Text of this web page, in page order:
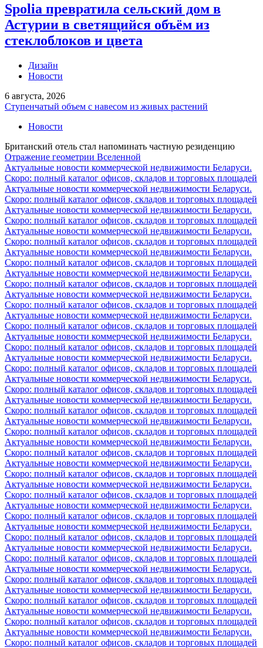
Spolia превратила сельский дом в
Астурии в светящийся объём из
стеклоблоков и цвета
Дизайн
Новости
6 августа, 2026
Ступенчатый объем с навесом из живых растений
Новости
Британский отель стал напоминать частную резиденцию
Отражение геометрии Вселенной
Актуальные новости коммерческой недвижимости Беларуси.
Скоро: полный каталог офисов, складов и торговых площадей
Актуальные новости коммерческой недвижимости Беларуси.
Скоро: полный каталог офисов, складов и торговых площадей
Актуальные новости коммерческой недвижимости Беларуси.
Скоро: полный каталог офисов, складов и торговых площадей
Актуальные новости коммерческой недвижимости Беларуси.
Скоро: полный каталог офисов, складов и торговых площадей
Актуальные новости коммерческой недвижимости Беларуси.
Скоро: полный каталог офисов, складов и торговых площадей
Актуальные новости коммерческой недвижимости Беларуси.
Скоро: полный каталог офисов, складов и торговых площадей
Актуальные новости коммерческой недвижимости Беларуси.
Скоро: полный каталог офисов, складов и торговых площадей
Актуальные новости коммерческой недвижимости Беларуси.
Скоро: полный каталог офисов, складов и торговых площадей
Актуальные новости коммерческой недвижимости Беларуси.
Скоро: полный каталог офисов, складов и торговых площадей
Актуальные новости коммерческой недвижимости Беларуси.
Скоро: полный каталог офисов, складов и торговых площадей
Актуальные новости коммерческой недвижимости Беларуси.
Скоро: полный каталог офисов, складов и торговых площадей
Актуальные новости коммерческой недвижимости Беларуси.
Скоро: полный каталог офисов, складов и торговых площадей
Актуальные новости коммерческой недвижимости Беларуси.
Скоро: полный каталог офисов, складов и торговых площадей
Актуальные новости коммерческой недвижимости Беларуси.
Скоро: полный каталог офисов, складов и торговых площадей
Актуальные новости коммерческой недвижимости Беларуси.
Скоро: полный каталог офисов, складов и торговых площадей
Актуальные новости коммерческой недвижимости Беларуси.
Скоро: полный каталог офисов, складов и торговых площадей
Актуальные новости коммерческой недвижимости Беларуси.
Скоро: полный каталог офисов, складов и торговых площадей
Актуальные новости коммерческой недвижимости Беларуси.
Скоро: полный каталог офисов, складов и торговых площадей
Актуальные новости коммерческой недвижимости Беларуси.
Скоро: полный каталог офисов, складов и торговых площадей
Актуальные новости коммерческой недвижимости Беларуси.
Скоро: полный каталог офисов, складов и торговых площадей
Актуальные новости коммерческой недвижимости Беларуси.
Скоро: полный каталог офисов, складов и торговых площадей
Актуальные новости коммерческой недвижимости Беларуси.
Скоро: полный каталог офисов, складов и торговых площадей
Актуальные новости коммерческой недвижимости Беларуси.
Скоро: полный каталог офисов, складов и торговых площадей